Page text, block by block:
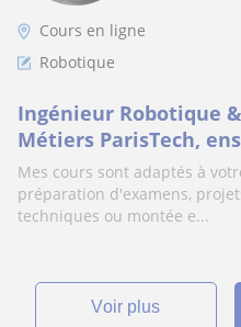
Cours en ligne
Robotique
Ingénieur Robotique
Métiers ParisTech,
Python et Computer
Mes cours sont adaptés à
préparation d'examens,
techniques ou montée e...
voir plus